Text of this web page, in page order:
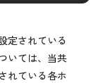
定されている
いては、当共
れている各ホ